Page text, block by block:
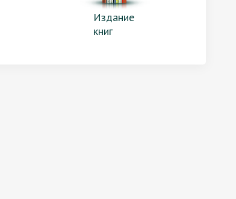
Издание
книг